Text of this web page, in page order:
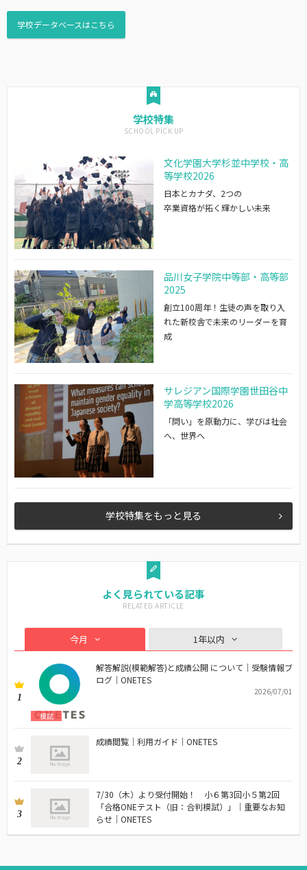
学校データベースはこちら
学校特集
文化学園大学杉並中学校・高
等学校2026
日本とカナダ、2つの
卒業資格が拓く輝かしい未来
品川女子学院中等部・高等部
2025
創立100周年！生徒の声を取り入
れた新校舎で未来のリーダーを育
成
サレジアン国際学園世田谷中
学高等学校2026
「問い」を原動力に、学びは社会
へ、世界へ
学校特集をもっと見る
よく見られている記事
今月 1年以内
1
模試
解答解説(模範解答)と成績公開 について｜受験情報ブ
ログ｜ONETES
2026/07/01
2
成績閲覧｜利用ガイド｜ONETES
3
7/30（木）より受付開始！ 小６第3回小５第2回
「合格ONEテスト（旧：合判模試）」｜重要なお知
らせ｜ONETES